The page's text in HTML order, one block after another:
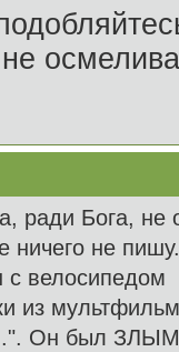
ради Бога, не
ничего не
с велосипедом
из
Он был